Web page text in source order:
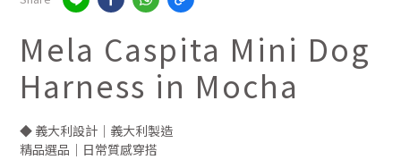
Mela Caspita Mini Dog
Harness in Mocha
◆ 義大利設計｜義大利製造
精品選品｜日常質感穿搭